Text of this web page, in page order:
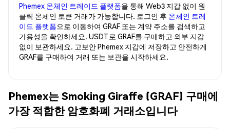
Phemex 온체인 트레이드 플랫폼을 통해 Web3 지갑 없이 원
클릭 온체인 토큰 거래가 가능합니다. 로그인 후 온체인 트레
이드 플랫폼으로 이동하여 GRAF 또는 계약 주소를 검색하고
가용성을 확인하세요. USDT로 GRAF를 구매하고 외부 지갑
없이 보관하세요. 고보안 Phemex 지갑에 저장하고 안전하게
GRAF를 구매하여 거래 또는 보관을 시작하세요.
Phemex는 Smoking Giraffe (GRAF) 구매에
가장 적합한 암호화폐 거래소입니다